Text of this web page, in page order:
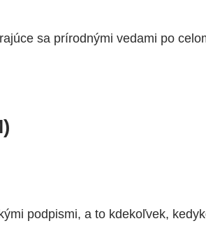
sa prírodnými vedami po
podpismi, a to kdekoľvek,